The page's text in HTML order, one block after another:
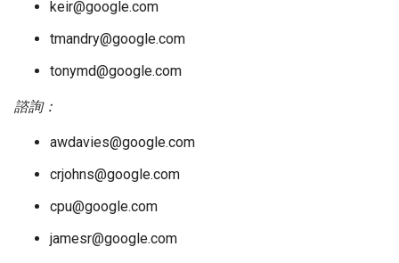
keir@google.com
tmandry@google.com
tonymd@google.com
諮詢：
awdavies@google.com
crjohns@google.com
cpu@google.com
jamesr@google.com